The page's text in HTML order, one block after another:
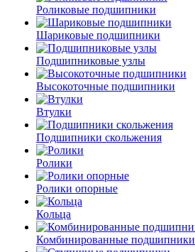
Роликовые подшипники
Шариковые подшипники
Подшипниковые узлы
Высокоточные подшипники
Втулки
Подшипники скольжения
Ролики
Ролики опорные
Кольца
Комбинированные подшипники